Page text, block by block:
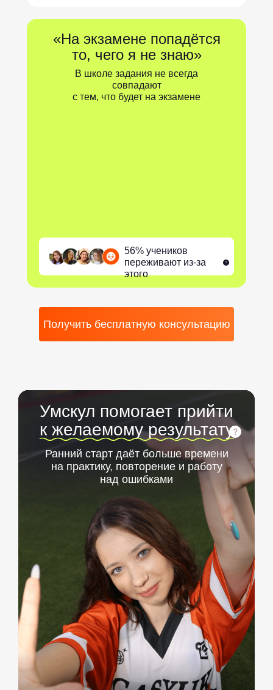
«На экзамене попадётся
то, чего я не знаю»
В школе задания не всегда
совпадают
с тем, что будет на экзамене
56% учеников
переживают из-за
этого
Получить бесплатную консультацию
Ранний старт даёт больше времени
на практику, повторение и работу
над ошибками
Умскул помогает прийти
к желаемому результату